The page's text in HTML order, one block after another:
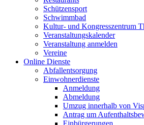
Schützensport
Schwimmbad
Kultur- und Kongresszentrum
Veranstaltungskalender
Veranstaltung anmelden
Vereine
Online Dienste
Abfallentsorgung
Einwohnerdienste
Anmeldung
Abmeldung
Umzug innerhalb von
Antrag um
Einbürgerungen